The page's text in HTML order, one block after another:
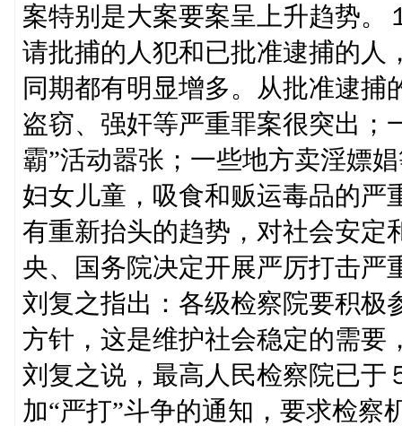
案特别是大案要案呈上升趋势。
请批捕的人犯和已批准逮捕的人
同期都有明显增多。从批准逮
盗窃、强奸等严重罪案很突出；
霸”活动嚣张；一些地方卖淫嫖
妇女儿童，吸食和贩运毒品的严
有重新抬头的趋势，对社会安定
央、国务院决定开展严厉打击严
刘复之指出：各级检察院要积极
方针，这是维护社会稳定的需要
刘复之说，最高人民检察院已于
加“严打”斗争的通知，要求检察